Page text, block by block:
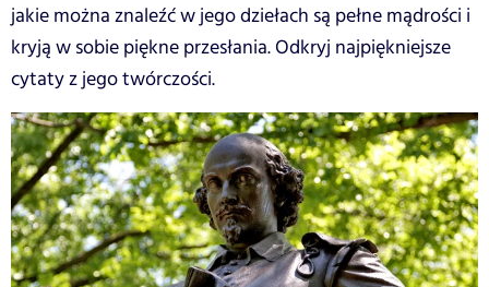
jakie można znaleźć w jego dziełach są pełne mądrości i
kryją w sobie piękne przesłania. Odkryj najpiękniejsze
cytaty z jego twórczości.